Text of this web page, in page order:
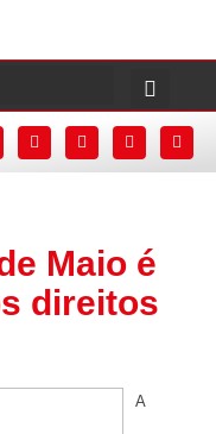
Maio é
direitos
A